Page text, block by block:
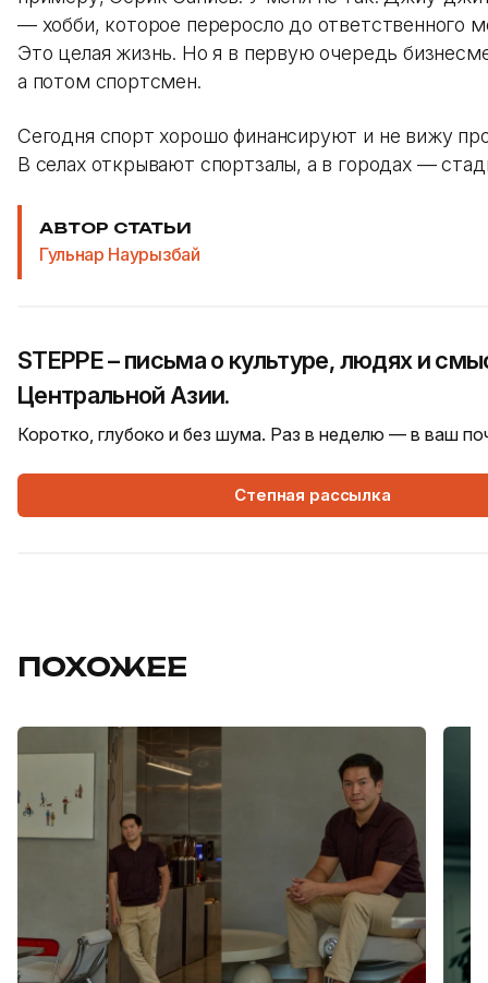
— хобби, которое переросло до ответственного
Это целая жизнь. Но я в первую очередь
а потом спортсмен.
Сегодня спорт хорошо финансируют и не вижу
В селах открывают спортзалы, а в городах —
АВТОР СТАТЬИ
Гульнар Наурызбай
STEPPE – письма о культуре, людях и
Центральной Азии.
Коротко, глубоко и без шума. Раз в неделю — в ваш
Степная рассылка
ПОХОЖЕЕ